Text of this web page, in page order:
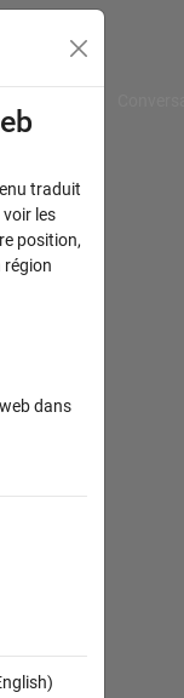
traduit
les
position,
région
dans